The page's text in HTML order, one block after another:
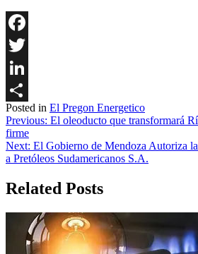
Facebook
Twitter
LinkedIn
Share
Posted in El Pregon Energetico
Navegación
de
entradas
Previous: El oleoducto que transformará
firme
Next: El Gobierno de Mendoza Autoriza
a Pretóleos Sudamericanos S.A.
Related Posts